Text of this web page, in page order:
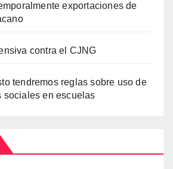
exportaciones de
contra el CJNG
tendremos reglas sobre uso de
sociales en escuelas